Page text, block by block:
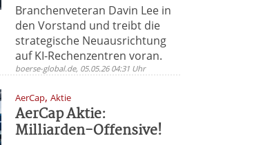
Branchenveteran Davin Lee in
den Vorstand und treibt die
strategische Neuausrichtung
auf KI-Rechenzentren voran.
boerse-global.de, 05.05.26 04:31 Uhr
AerCap,Aktie
AerCap Aktie:
Milliarden-Offensive!